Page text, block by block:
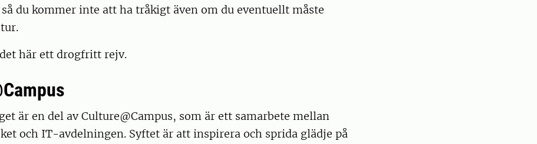
du kommer inte att ha tråkigt även om du eventuellt måste
här ett drogfritt rejv.
är en del av Culture@Campus, som är ett samarbete mellan
och IT-avdelningen. Syftet är att inspirera och sprida glädje på